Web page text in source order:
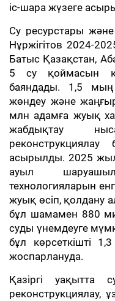
іс-шара жүзеге
Су ресурстары
Нұржігітов 2024-
Батыс Қазақстан,
5 су қоймасын
баяндады. 1,5
жөндеу және
млн адамға жуық
жабдықтау
асырылды. 2025
ауыл
технологияларын
жуық өсіп, қолдану
бұл шамамен 880
суды үнемдеуге
бұл көрсеткішті
жоспарлануда.
Қазіргі